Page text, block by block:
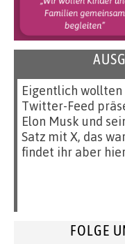
Eigentlich
Twitter-Feed
Elon Musk und
Satz mit X, das
findet ihr aber
FOLGE